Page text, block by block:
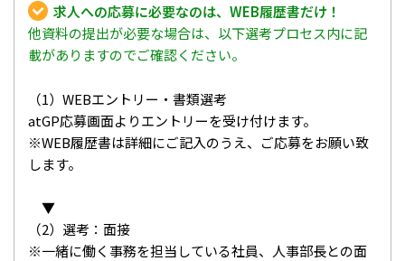
求人への応募に必要なのは、WEB履歴書だけ！
他資料の提出が必要な場合は、以下選考プロセス内に記
載がありますのでご確認ください。
（1）WEBエントリー・書類選考
atGP応募画面よりエントリーを受け付けます。
※WEB履歴書は詳細にご記入のうえ、ご応募をお願い致
します。
▼
（2）選考：面接
※一緒に働く事務を担当している社員、人事部長との面